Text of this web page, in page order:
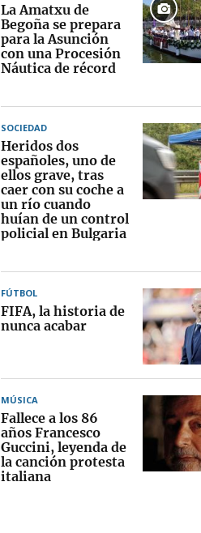
La Amatxu de
Begoña se prepara
para la Asunción
con una Procesión
Náutica de récord
SOCIEDAD
Heridos dos
españoles, uno de
ellos grave, tras
caer con su coche a
un río cuando
huían de un control
policial en Bulgaria
FÚTBOL
FIFA, la historia de
nunca acabar
MÚSICA
Fallece a los 86
años Francesco
Guccini, leyenda de
la canción protesta
italiana